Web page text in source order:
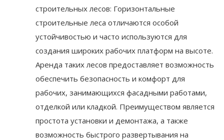
строительных лесов: Горизонтальные
строительные леса отличаются особой
устойчивостью и часто используются для
создания широких рабочих платформ на высоте.
Аренда таких лесов предоставляет возможность
обеспечить безопасность и комфорт для
рабочих, занимающихся фасадными работами,
отделкой или кладкой. Преимуществом является
простота установки и демонтажа, а также
возможность быстрого развертывания на